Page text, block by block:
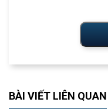
BÀI VIẾT LIÊN QUAN